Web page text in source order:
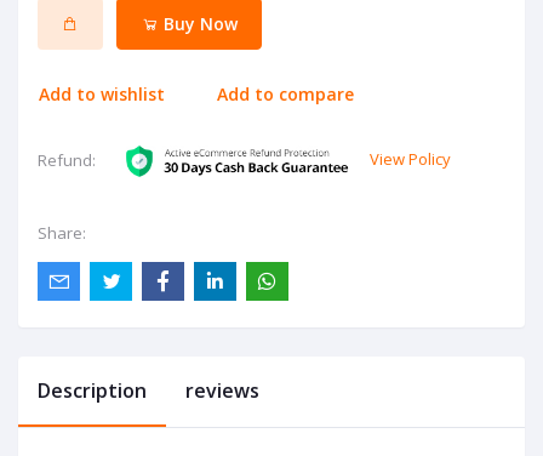
Buy Now
Add to wishlist Add to compare
Refund: View Policy
Share:
Description reviews